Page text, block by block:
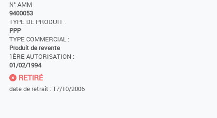
N° AMM
9400053
TYPE DE PRODUIT :
PPP
TYPE COMMERCIAL :
Produit de revente
1ÈRE AUTORISATION :
01/02/1994
RETIRÉ
date de retrait : 17/10/2006